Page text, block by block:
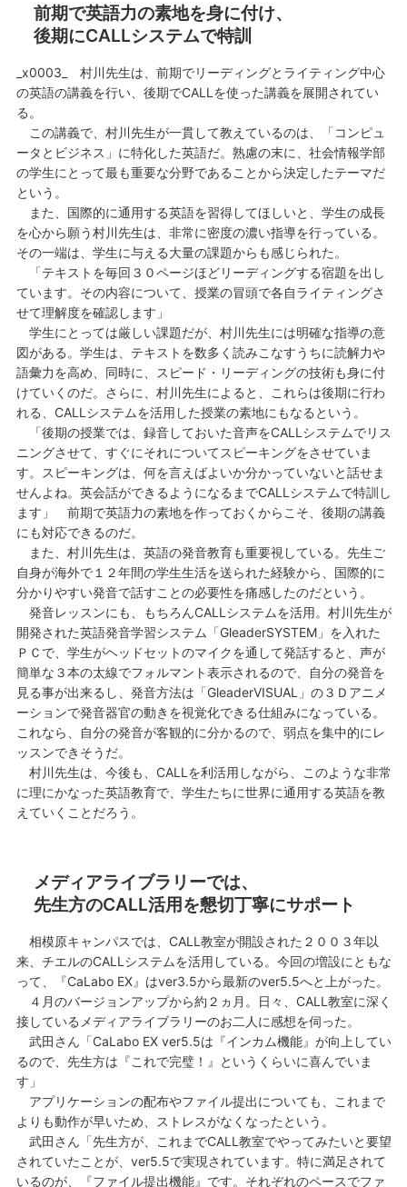
前期で英語力の素地を身に付け、
後期にCALLシステムで特訓
_x0003_ 村川先生は、前期でリーディングとライティング中心
の英語の講義を行い、後期でCALLを使った講義を展開されてい
る。
この講義で、村川先生が一貫して教えているのは、「コンピュ
ータとビジネス」に特化した英語だ。熟慮の末に、社会情報学部
の学生にとって最も重要な分野であることから決定したテーマだ
という。
また、国際的に通用する英語を習得してほしいと、学生の成長
を心から願う村川先生は、非常に密度の濃い指導を行っている。
その一端は、学生に与える大量の課題からも感じられた。
「テキストを毎回３０ページほどリーディングする宿題を出し
ています。その内容について、授業の冒頭で各自ライティングさ
せて理解度を確認します」
学生にとっては厳しい課題だが、村川先生には明確な指導の意
図がある。学生は、テキストを数多く読みこなすうちに読解力や
語彙力を高め、同時に、スピード・リーディングの技術も身に付
けていくのだ。さらに、村川先生によると、これらは後期に行わ
れる、CALLシステムを活用した授業の素地にもなるという。
「後期の授業では、録音しておいた音声をCALLシステムでリス
ニングさせて、すぐにそれについてスピーキングをさせていま
す。スピーキングは、何を言えばよいか分かっていないと話せま
せんよね。英会話ができるようになるまでCALLシステムで特訓し
ます」 前期で英語力の素地を作っておくからこそ、後期の講義
にも対応できるのだ。
また、村川先生は、英語の発音教育も重要視している。先生ご
自身が海外で１２年間の学生生活を送られた経験から、国際的に
分かりやすい発音で話すことの必要性を痛感したのだという。
発音レッスンにも、もちろんCALLシステムを活用。村川先生が
開発された英語発音学習システム「GleaderSYSTEM」を入れた
ＰＣで、学生がヘッドセットのマイクを通して発話すると、声が
簡単な３本の太線でフォルマント表示されるので、自分の発音を
見る事が出来るし、発音方法は「GleaderVISUAL」の３Ｄアニメ
ーションで発音器官の動きを視覚化できる仕組みになっている。
これなら、自分の発音が客観的に分かるので、弱点を集中的にレ
ッスンできそうだ。
村川先生は、今後も、CALLを利活用しながら、このような非常
に理にかなった英語教育で、学生たちに世界に通用する英語を教
えていくことだろう。
メディアライブラリーでは、
先生方のCALL活用を懇切丁寧にサポート
相模原キャンパスでは、CALL教室が開設された２００３年以
来、チエルのCALLシステムを活用している。今回の増設にともな
って、『CaLabo EX』はver3.5から最新のver5.5へと上がった。
４月のバージョンアップから約２ヵ月。日々、CALL教室に深く
接しているメディアライブラリーのお二人に感想を伺った。
武田さん「CaLabo EX ver5.5は『インカム機能』が向上してい
るので、先生方は『これで完璧！』というくらいに喜んでいま
す」
アプリケーションの配布やファイル提出についても、これまで
よりも動作が早いため、ストレスがなくなったという。
武田さん「先生方が、これまでCALL教室でやってみたいと要望
されていたことが、ver5.5で実現されています。特に満足されて
いるのが、『ファイル提出機能』です。それぞれのペースでファ